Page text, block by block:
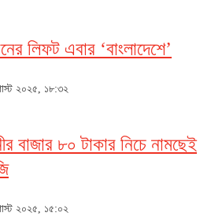
লিফট এবার ‘বাংলাদেশে’
২০২৫, ১৮:৩২
বাজার ৮০ টাকার নিচে নামছেই
২০২৫, ১৫:০২